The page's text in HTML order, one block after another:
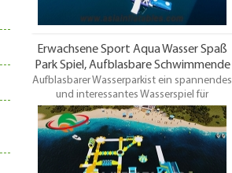
Erwachsene Sport Aqua Wasser Spaß
Park Spiel, Aufblasbare Schwimmende
Aqua Park für See
Aufblasbarer Wasserparkist ein spannendes
und interessantes Wasserspiel für
Erwachsene und Kinder ab 7 Jahren. Spieler
können auf verschiedene Elemente wie
aufblasbare Eisberge, Trampoline, Rutschen,
Wippen und vieles mehr klettern, sitzen und
laufen. Probieren Sie es aus – Sie werden